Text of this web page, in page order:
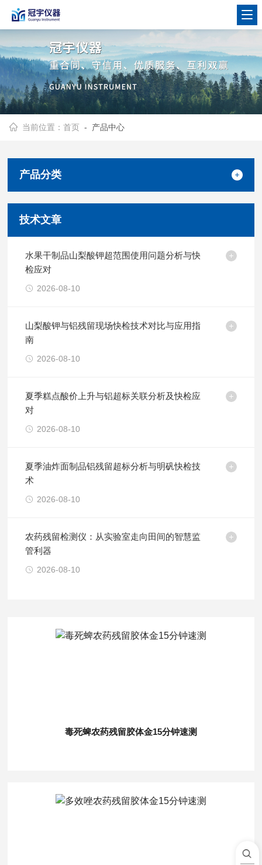
当前位置：首页 - 产品中心
产品分类
技术文章
水果干制品山梨酸钾超范围使用问题分析与快
检应对
2026-08-10
山梨酸钾与铝残留现场快检技术对比与应用指
南
2026-08-10
夏季糕点酸价上升与铝超标关联分析及快检应
对
2026-08-10
夏季油炸面制品铝残留超标分析与明矾快检技
术
2026-08-10
农药残留检测仪：从实验室走向田间的智慧监
管利器
2026-08-10
毒死蜱农药残留胶体金15分钟速测